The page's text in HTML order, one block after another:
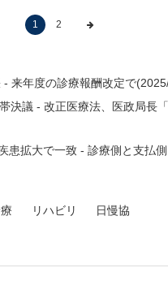
1 2
来年度の診療報酬改定で
決議 - 改正医療法、医政局長
患拡大で一致 - 診療側と支払
リハビリ 日慢協